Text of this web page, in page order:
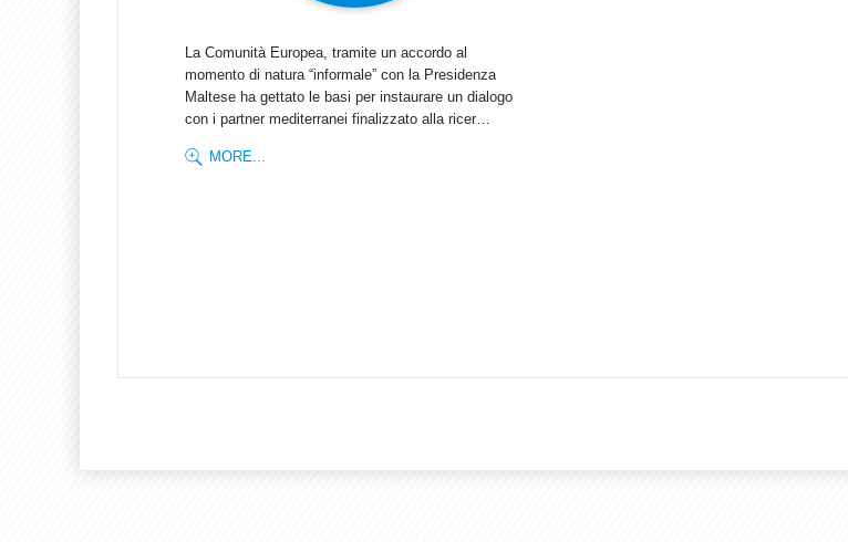
La Comunità Europea, tramite un accordo al
momento di natura “informale” con la Presidenza
Maltese ha gettato le basi per instaurare un dialogo
con i partner mediterranei finalizzato alla ricer…
MORE...